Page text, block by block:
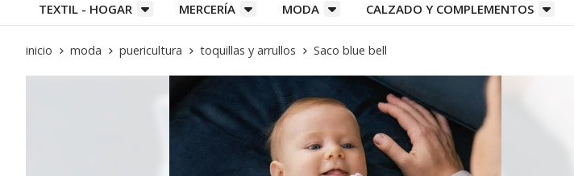
TEXTIL - HOGAR MERCERÍA MODA CALZADO Y COMPLEMENTOS
inicio moda puericultura toquillas y arrullos Saco blue bell